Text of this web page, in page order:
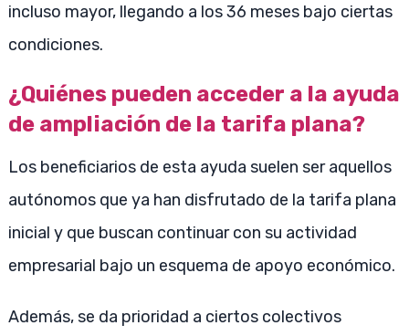
incluso mayor, llegando a los 36 meses bajo ciertas
condiciones.
¿Quiénes pueden acceder a la ayuda
de ampliación de la tarifa plana?
Los beneficiarios de esta ayuda suelen ser aquellos
autónomos que ya han disfrutado de la tarifa plana
inicial y que buscan continuar con su actividad
empresarial bajo un esquema de apoyo económico.
Además, se da prioridad a ciertos colectivos